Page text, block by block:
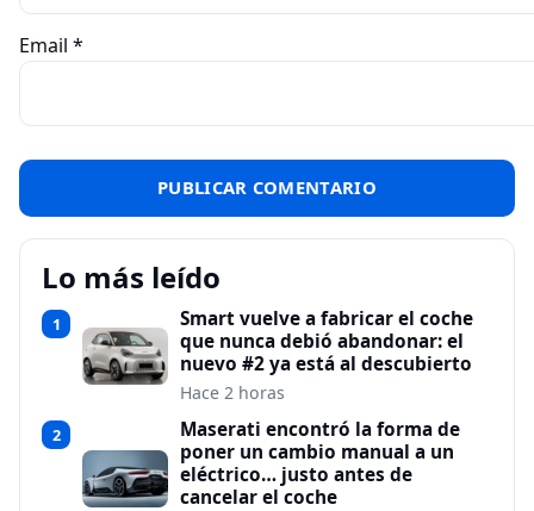
Email *
Lo más leído
1
Smart vuelve a fabricar el coche
que nunca debió abandonar: el
nuevo #2 ya está al descubierto
Hace 2 horas
2
Maserati encontró la forma de
poner un cambio manual a un
eléctrico… justo antes de
cancelar el coche